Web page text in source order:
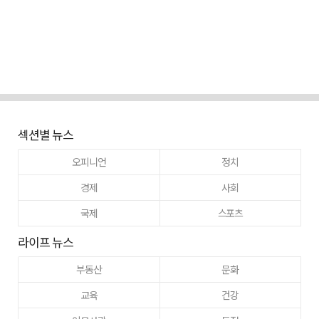
섹션별 뉴스
오피니언
정치
경제
사회
국제
스포츠
라이프 뉴스
부동산
문화
교육
건강